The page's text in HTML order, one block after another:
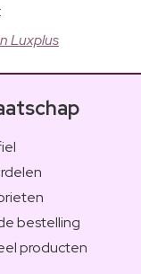
Luxplus
bestelling
producten